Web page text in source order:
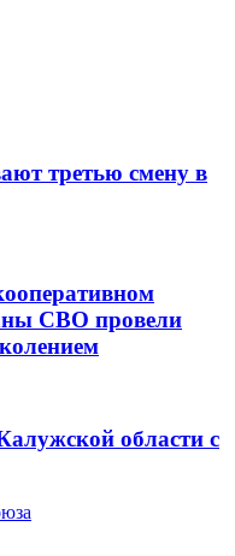
третью смену в
СВО провели
области с